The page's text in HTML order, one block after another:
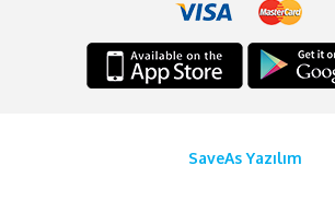
SaveAs Yazılım